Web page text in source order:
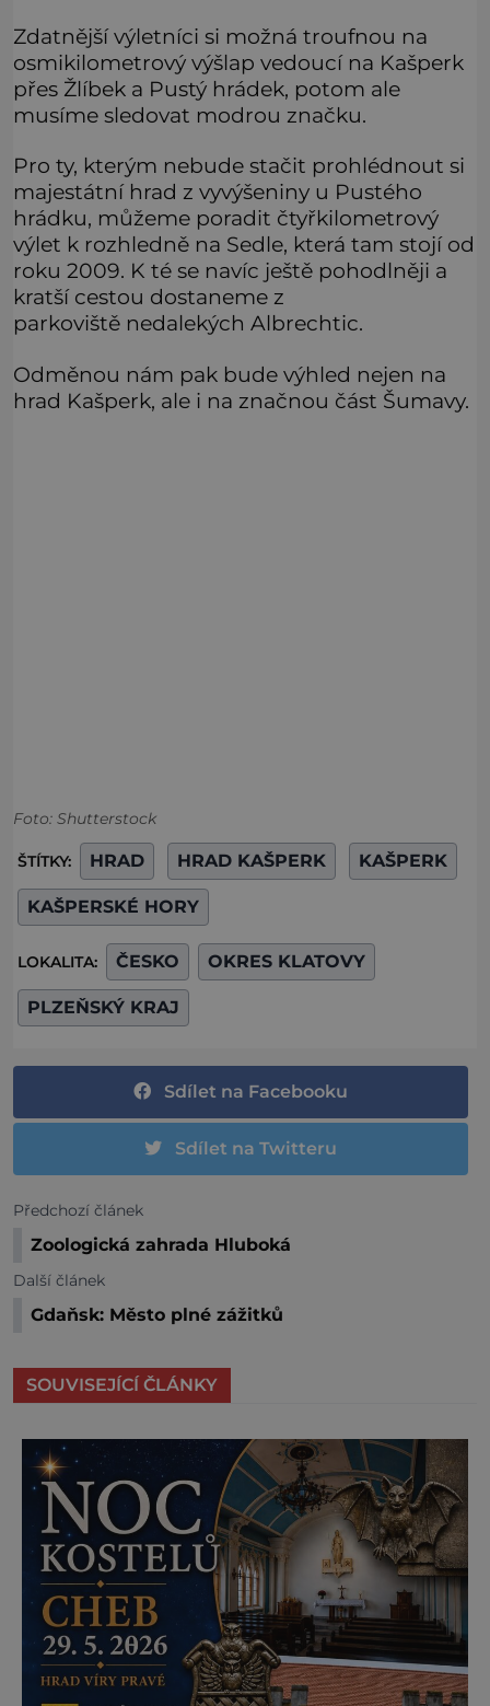
Zdatnější výletníci si možná troufnou na
osmikilometrový výšlap vedoucí na Kašperk
přes Žlíbek a Pustý hrádek, potom ale
musíme sledovat modrou značku.
Pro ty, kterým nebude stačit prohlédnout si
majestátní hrad z vyvýšeniny u Pustého
hrádku, můžeme poradit čtyřkilometrový
výlet k rozhledně na Sedle, která tam stojí od
roku 2009. K té se navíc ještě pohodlněji a
kratší cestou dostaneme z
parkoviště nedalekých Albrechtic.
Odměnou nám pak bude výhled nejen na
hrad Kašperk, ale i na značnou část Šumavy.
Foto: Shutterstock
ŠTÍTKY: HRAD HRAD KAŠPERK KAŠPERK
KAŠPERSKÉ HORY
LOKALITA: ČESKO OKRES KLATOVY
PLZEŇSKÝ KRAJ
Sdílet na Facebooku
Sdílet na Twitteru
Předchozí článek
Zoologická zahrada Hluboká
Další článek
Gdaňsk: Město plné zážitků
SOUVISEJÍCÍ ČLÁNKY